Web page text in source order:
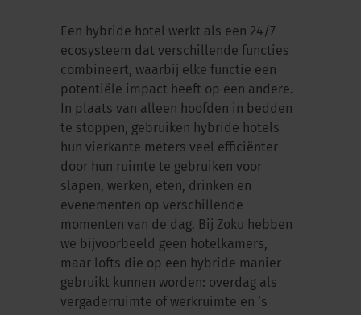
Een hybride hotel werkt als een 24/7
ecosysteem dat verschillende functies
combineert, waarbij elke functie een
potentiële impact heeft op een andere.
In plaats van alleen hoofden in bedden
te stoppen, gebruiken hybride hotels
hun vierkante meters veel efficiënter
door hun ruimte te gebruiken voor
slapen, werken, eten, drinken en
evenementen op verschillende
momenten van de dag. Bij Zoku hebben
we bijvoorbeeld geen hotelkamers,
maar lofts die op een hybride manier
gebruikt kunnen worden: overdag als
vergaderruimte of werkruimte en ’s